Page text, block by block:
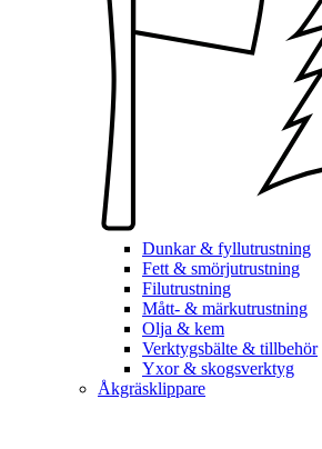
Dunkar & fyllutrustning
Fett & smörjutrustning
Filutrustning
Mått- & märkutrustning
Olja & kem
Verktygsbälte & tillbehör
Yxor & skogsverktyg
Åkgräsklippare